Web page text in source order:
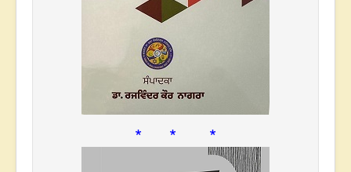
* * *